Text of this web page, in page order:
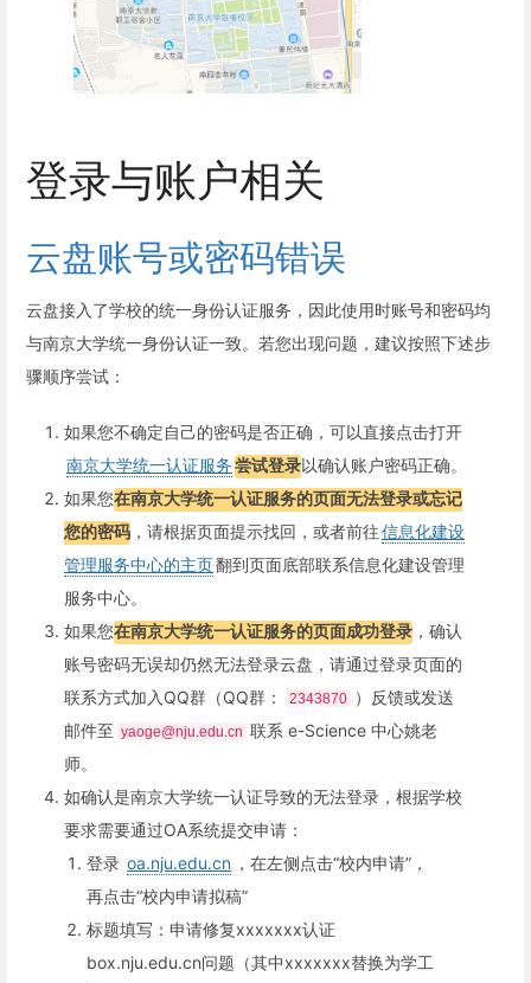
登录与账户相关
云盘账号或密码错误
云盘接入了学校的统一身份认证服务，因此使用时账号和密码均
与南京大学统一身份认证一致。若您出现问题，建议按照下述步
骤顺序尝试：
如果您不确定自己的密码是否正确，可以直接点击打开
南京大学统一认证服务尝试登录以确认账户密码正确。
如果您在南京大学统一认证服务的页面无法登录或忘记
您的密码 ，请根据页面提示找回，或者前往信息化建设
管理服务中心的主页翻到页面底部联系信息化建设管理
服务中心。
如果您在南京大学统一认证服务的页面成功登录 ，确认
账号密码无误却仍然无法登录云盘，请通过登录页面的
联系方式加入QQ群（QQ群：
2343870
）反馈或发送
邮件至 yaoge@nju.edu.cn 联系 e-Science 中心姚老
师。
如确认是南京大学统一认证导致的无法登录，根据学校
要求需要通过OA系统提交申请：
登录 oa.nju.edu.cn ，在左侧点击“校内申请”，
再点击“校内申请拟稿”
标题填写：申请修复xxxxxxx认证
box.nju.edu.cn问题（其中xxxxxxx替换为学工